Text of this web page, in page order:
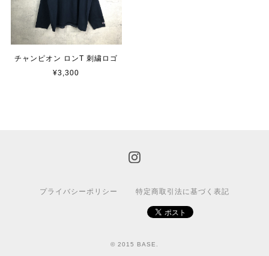
チャンピオン ロンT 刺繍ロゴ
¥3,300
プライバシーポリシー 特定商取引法に基づく表記
© 2015 BASE.